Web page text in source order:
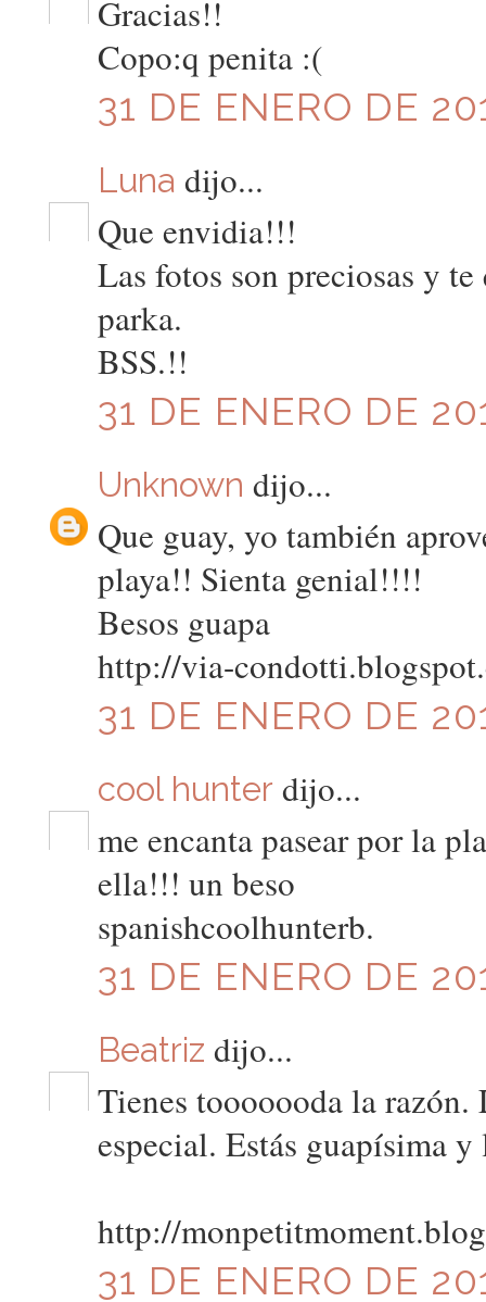
Gracias!!
Copo:q penita :(
31 DE ENERO DE
Luna dijo...
Que envidia!!!
Las fotos son preciosas y
parka.
BSS.!!
31 DE ENERO DE
Unknown dijo...
Que guay, yo también
playa!! Sienta genial!!!!
Besos guapa
http://via-
31 DE ENERO DE
cool hunter dijo...
me encanta pasear por la
ella!!! un beso
spanishcoolhunterb.
31 DE ENERO DE
Beatriz dijo...
Tienes tooooooda la
especial. Estás guapísima
http://
31 DE ENERO DE